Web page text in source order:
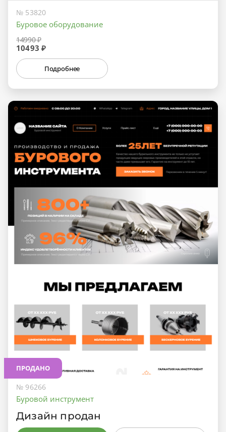
№ 53820
Буровое оборудование
14990 ₽
10493 ₽
Подробнее
ПРОДАНО
№ 96266
Буровой инструмент
Дизайн продан